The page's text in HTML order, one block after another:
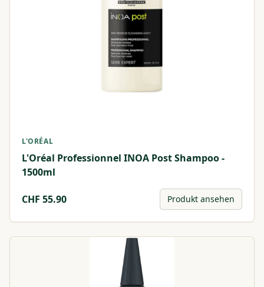
L'ORÉAL
L'Oréal Professionnel INOA Post Shampoo -
1500ml
CHF 55.90 Produkt ansehen